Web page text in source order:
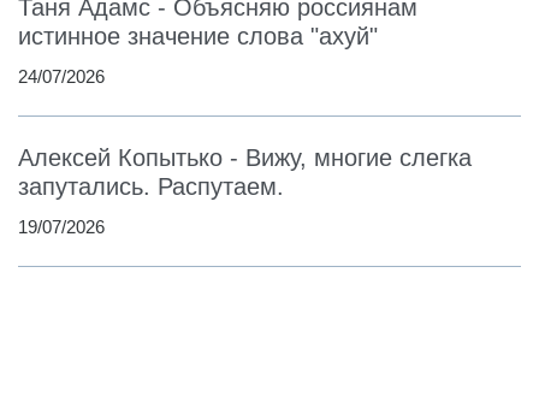
Таня Адамс - Объясняю россиянам
истинное значение слова "ахуй"
24/07/2026
Алексей Копытько - Вижу, многие слегка
запутались. Распутаем.
19/07/2026